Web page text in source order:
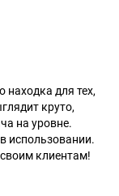
находка для тех,
круто,
на уровне.
использовании.
клиентам!